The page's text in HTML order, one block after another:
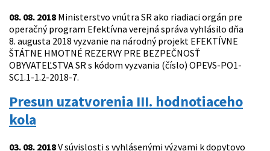
08. 08. 2018 Ministerstvo vnútra SR ako riadiaci orgán pre
operačný program Efektívna verejná správa vyhlásilo dňa
8. augusta 2018 vyzvanie na národný projekt EFEKTÍVNE
ŠTÁTNE HMOTNÉ REZERVY PRE BEZPEČNOSŤ
OBYVATEĽSTVA SR s kódom vyzvania (číslo) OPEVS-PO1-
SC1.1-1.2-2018-7.
Presun uzatvorenia III. hodnotiaceho
kola
03. 08. 2018V súvislosti s vyhlásenými výzvami k dopytovo